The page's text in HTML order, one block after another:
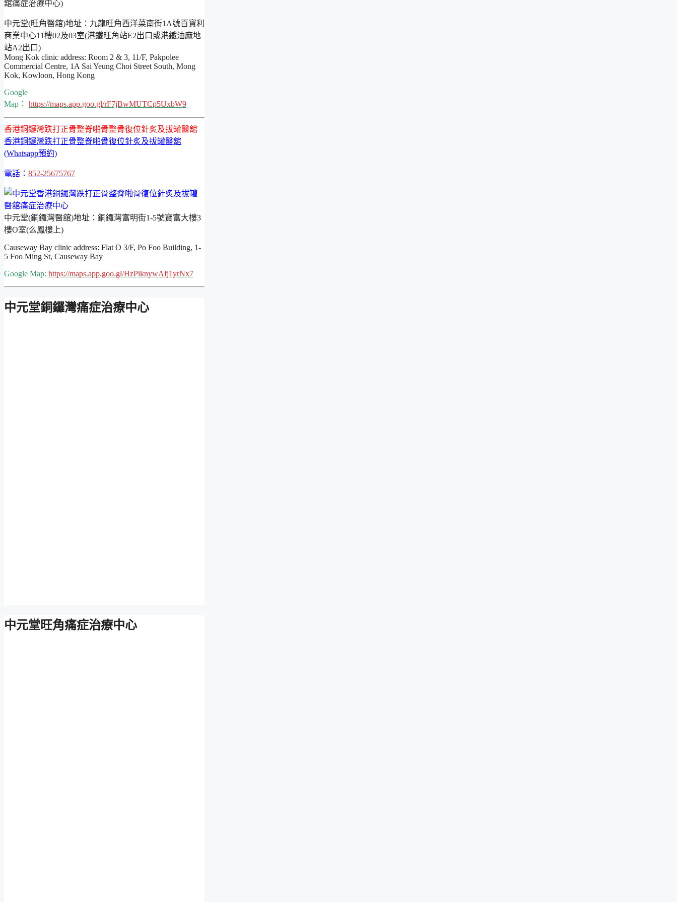
中元堂(旺角醫舘)地址：九龍旺角西洋菜南街1A號百寶利
商業中心11樓02及03室(港鐵旺角站E2出口或港鐵油麻地
站A2出口)
Mong Kok clinic address: Room 2 & 3, 11/F, Pakpolee
Commercial Centre, 1A Sai Yeung Choi Street South, Mong
Kok, Kowloon, Hong Kong
Google
Map： https://maps.app.goo.gl/rF7jBwMUTCp5UxbW9
香港銅鑼灣跌打正骨整脊啪骨整骨復位針炙及拔罐醫舘
香港銅鑼灣跌打正骨整脊啪骨復位針炙及拔罐醫舘
(Whatsapp預約)
電話： 852-25675767
中元堂(銅鑼灣醫舘)地址：銅鑼灣富明街1-5號寶富大樓3
樓O室(么鳳樓上)
Causeway Bay clinic address: Flat O 3/F, Po Foo Building, 1-
5 Foo Ming St, Causeway Bay
Google Map: https://maps.app.goo.gl/HzPiknywAfj1yrNx7
中元堂銅鑼灣痛症治療中心
中元堂旺角痛症治療中心